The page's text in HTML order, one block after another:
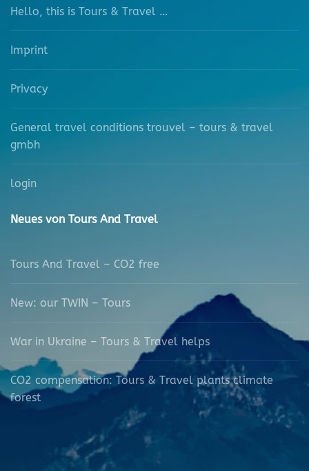
Hello, this is Tours & Travel …
Imprint
Privacy
General travel conditions trouvel – tours & travel
gmbh
login
Neues von Tours And Travel
Tours And Travel – CO2 free
New: our TWIN – Tours
War in Ukraine – Tours & Travel helps
CO2 compensation: Tours & Travel plants climate
forest